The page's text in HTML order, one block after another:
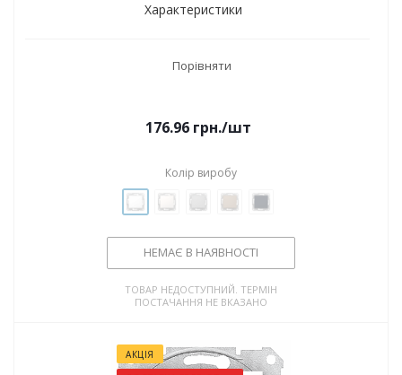
Характеристики
Порівняти
176.96грн./шт
Колір виробу
НЕМАЄ В НАЯВНОСТІ
ТОВАР НЕДОСТУПНИЙ. ТЕРМІН
ПОСТАЧАННЯ НЕ ВКАЗАНО
АКЦІЯ